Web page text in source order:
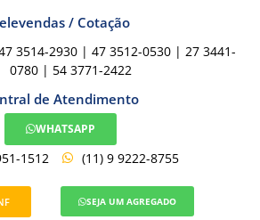
/ Cotação
3514-2930 | 47 3512-0530 | 27 3441-
0780 | 54 3771-2422
de Atendimento
WHATSAPP
1512 (11) 9 9222-8755
SEJA UM AGREGADO